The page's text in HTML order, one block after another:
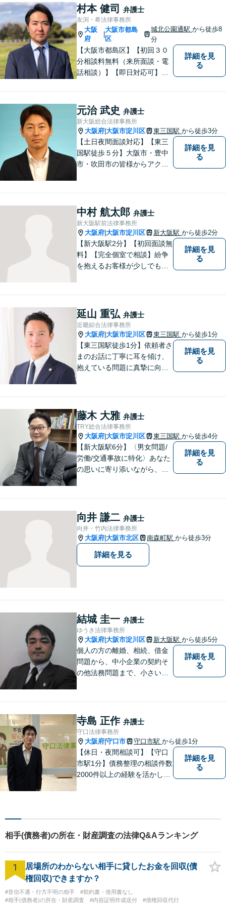
ごとに対応！まずは無料相談
にお越しください。【完全個
室対応】
村本 健司 弁護士
友渕・希法律事務所
大阪
府
|
大阪市都島
区
城北公園通駅から徒歩8
分
【大阪市都島区】【初回３０
分相談料無料（来所面談・電
話相談）】【即日対応可】
【高倉町三丁目バス停徒歩１
分】【当日・夜間・休日相談
可】刑事事件/相続問題/離婚問
題など経験と知識をもとに、
依頼者様の不安を解消し、問
題解決へ導きます
詳細を見
る
元治 武史 弁護士
新大阪総合法律事務所
大阪府 大阪市淀川区 東三国駅 から徒歩3分
【土日夜間面談対応】【東三
国駅徒歩５分】大阪市・豊中
市・吹田市の皆様からアクセ
詳細を見
る
中村 航太郎 弁護士
新大阪駅前法律事務所
大阪府 大阪市淀川区 新大阪駅 から徒歩2分
【新大阪駅2分】【初回面談無
料】【完全個室で相談】紛争
を抱えるお客様が少しでも早
なく、事実と法律をもとに根
本的な解決を導くことが弁護
士の役割だと考えています。
詳細を見
る
延山 重弘 弁護士
近畿綜合法律事務所
大阪府 大阪市淀川区 東三国駅 から徒歩1分
【東三国駅徒歩1分】依頼者さ
まのお話に丁寧に耳を傾け、
抱えている問題に真摯に向き
します。まずはお気軽にご相
談にいらしてください。【休
日夜間相談可】
詳細を見
る
藤木 大雅 弁護士
TRY総合法律事務所
大阪府 大阪市淀川区 東三国駅 から徒歩4分
【新大阪駅6分】〈男女問題/
労働/交通事故に特化〉あなた
の思いに寄り添いながら、明
据えた解決を目指します。
【メール・電話面談可】【東
三国駅4分】
詳細を見
る
向井 謙二 弁護士
向井・竹内法律事務所
大阪府 大阪市北区 南森町駅 から徒歩3分
詳細を見る
結城 圭一 弁護士
ゆうき法律事務所
大阪府 大阪市淀川区 新大阪駅 から徒歩5分
個人の方の離婚、相続、借金
問題から、中小企業の契約そ
の他法務問題まで、小さい事
す。
詳細を見
る
寺島 正作 弁護士
守口法律事務所
大阪府 守口市 守口市駅 から徒歩1分
【休日・夜間相談可】【守口
市駅1分】債務整理の相談件数
2000件以上の経験を活かし、
頼者様が不安を抱かないよう
に、わかりやすく的確なアド
バイスを心がけております。
詳細を見
る
相手(債務者)の所在・財産調査の法律Q&Aランキング
1
居場所のわからない相手に貸したお金を回収(債
権回収)できますか？
#音信不通・行方不明の相手
#契約書・借用書なし
#相手(債務者)の所在・財産調査
#内容証明作成送付 #債権回収代行